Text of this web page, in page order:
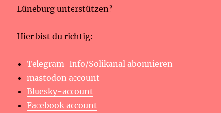
Lüneburg unterstützen?
Hier bist du richtig:
Telegram-Info/Solikanal abonnieren
mastodon account
Bluesky-account
Facebook account